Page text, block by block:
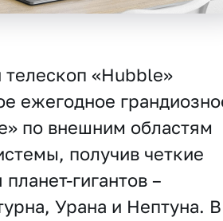
«Hubble»
ежегодное
по внешним областям
получив четкие
гигантов –
Урана и Нептуна. В